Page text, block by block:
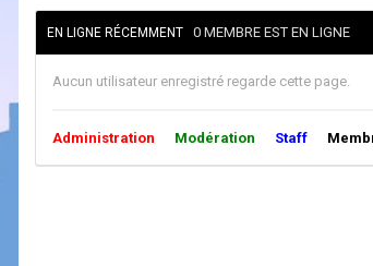
EN LIGNE RÉCEMMENT 0 MEMBRE EST EN LIGNE
Aucun utilisateur enregistré regarde cette page.
Administration Modération Staff